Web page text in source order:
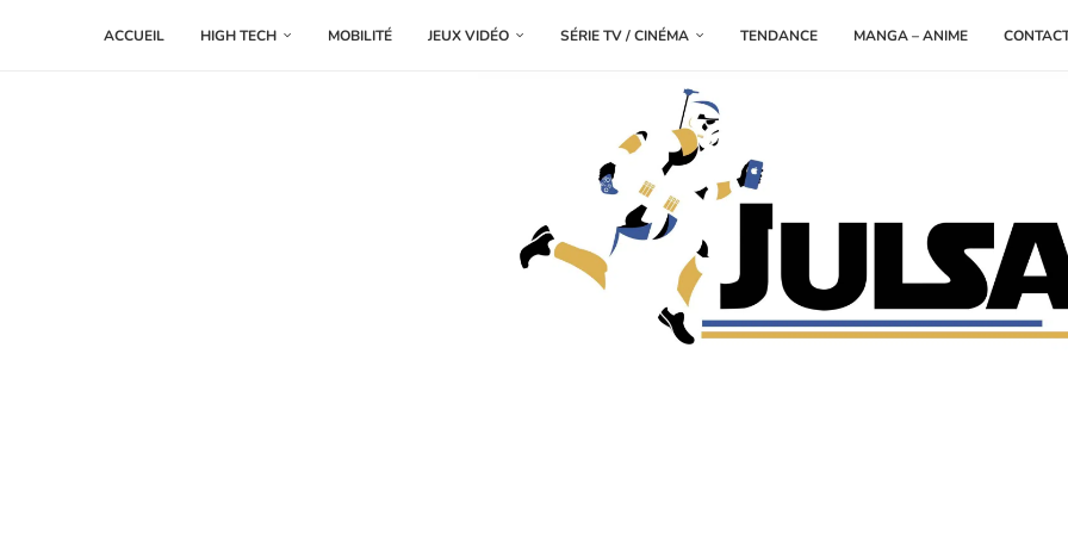
ACCUEIL HIGH TECH MOBILITÉ JEUX VIDÉO SÉRIE TV / CINÉMA TENDANCE MANGA – ANIME